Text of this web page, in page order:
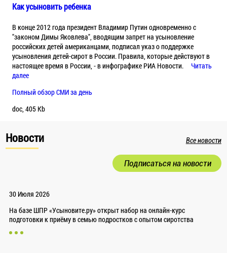
Как усыновить ребенка
В конце 2012 года президент Владимир Путин одновременно с
"законом Димы Яковлева", вводящим запрет на усыновление
российских детей американцами, подписал указ о поддержке
усыновления детей-сирот в России. Правила, которые действуют в
настоящее время в России, - в инфографике РИА Новости.
Читать
далее
Полный обзор СМИ за день
doc, 405 Kb
Новости Все новости
Подписаться на новости
30 Июля 2026
На базе ШПР «Усыновите.ру» открыт набор на онлайн-курс
подготовки к приёму в семью подростков с опытом сиротства